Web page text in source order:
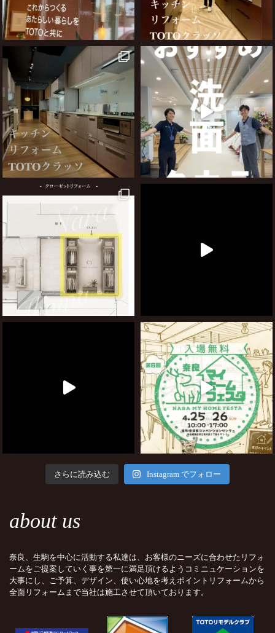
さらに読み込む Instagram でフォロー
about us
奈良、生駒を中心に活動する私達は、お客様のニーズに合わせたリフォ
ームをご提案していく事を第一に満足頂けるようコミニュケーションを
大事にし、ご予算、デザイン、使い心地を考えポイントリフォームから
全面リフォームまで当社は施工させて頂いております。